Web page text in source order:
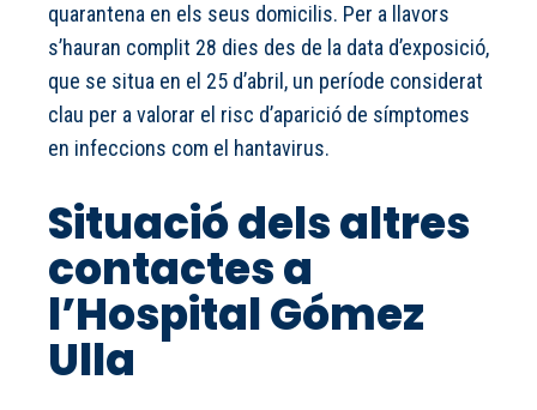
quarantena en els seus domicilis. Per a llavors
s’hauran complit 28 dies des de la data d’exposició,
que se situa en el 25 d’abril, un període considerat
clau per a valorar el risc d’aparició de símptomes
en infeccions com el hantavirus.
Situació dels altres
contactes a
l’Hospital Gómez
Ulla